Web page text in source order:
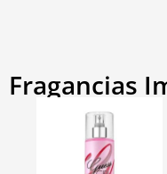
Fragancias